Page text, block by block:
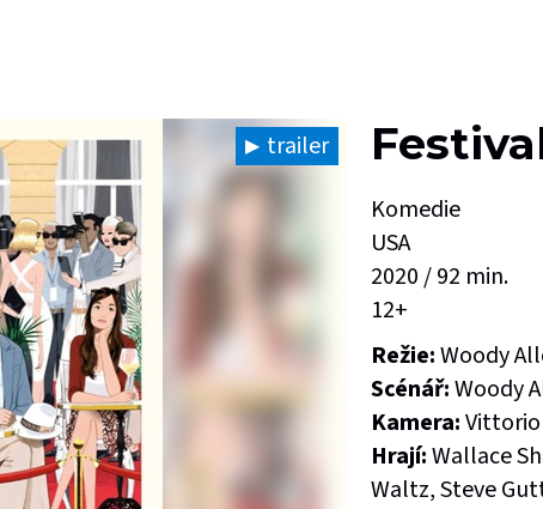
Komedie
USA
2020 / 92 min.
12+
Režie:Woody
Scénář:Woody
Kamera:
Hrají:Wallace
Waltz, Steve
trailer